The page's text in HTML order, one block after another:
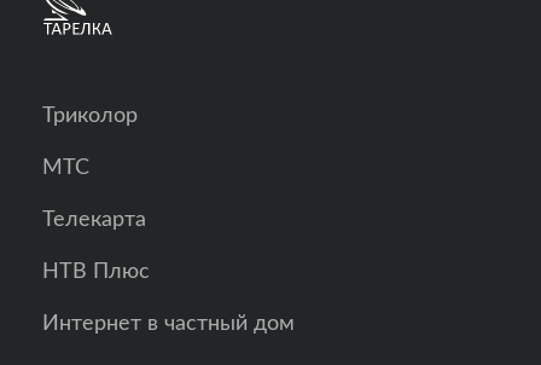
Триколор
МТС
Телекарта
НТВ Плюс
Интернет в частный дом